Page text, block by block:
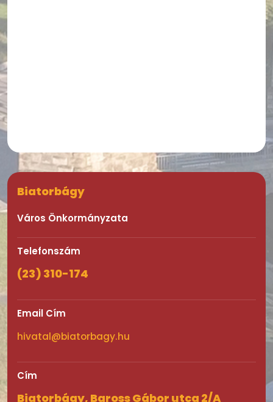
Biatorbágy
Város Önkormányzata
Telefonszám
(23) 310-174
Email Cím
hivatal@biatorbagy.hu
Cím
Biatorbágy, Baross Gábor utca 2/A